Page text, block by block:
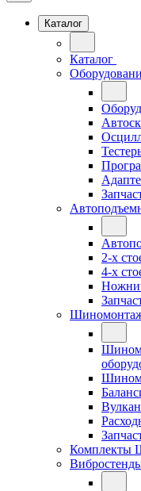
Каталог
Каталог
2-х
4-х
Комплекты